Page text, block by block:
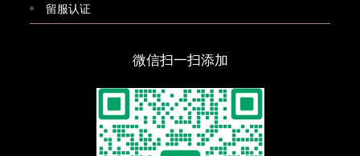
留服认证
微信扫一扫添加